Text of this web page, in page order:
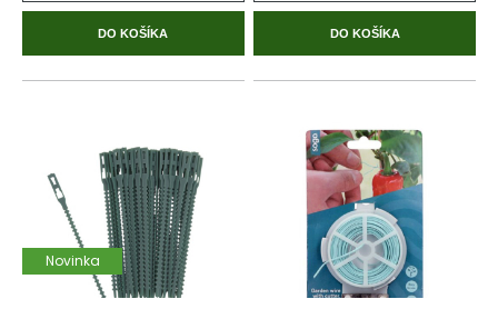
DO KOŠÍKA DO KOŠÍKA
Novinka